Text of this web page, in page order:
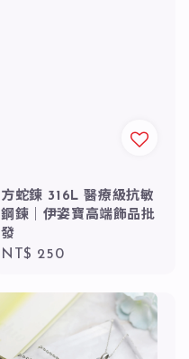
方蛇鍊 316L 醫療級抗敏
鋼鍊｜伊姿寶高端飾品批
發
Regular
NT$ 250